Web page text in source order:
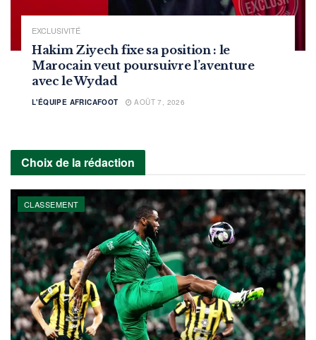
EXCLUSIVITÉ
Hakim Ziyech fixe sa position : le
Marocain veut poursuivre l’aventure
avec le Wydad
L'ÉQUIPE AFRICAFOOT AOÛT 7, 2026
Choix de la rédaction
CLASSEMENT